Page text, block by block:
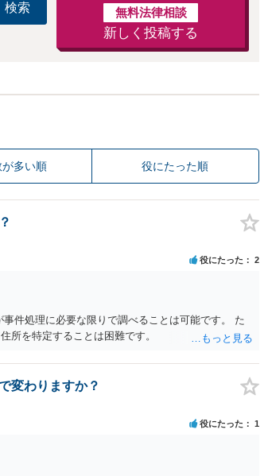
検索 無料法律相談
新しく投稿する
が多い順 役にたった順
役にたった 2
件処理に必要な限りで調べることは可能です。 た
所を特定することは困難です。
変わりますか？
役にたった 1